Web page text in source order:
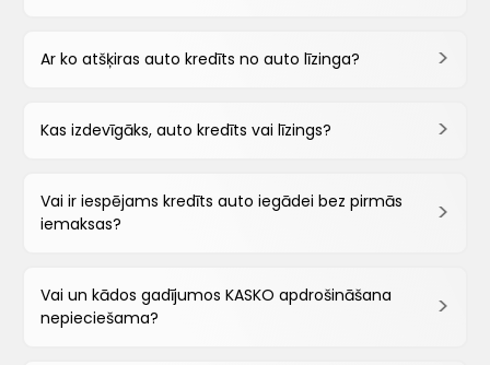
Ar ko atšķiras auto kredīts no auto līzinga?
Kas izdevīgāks, auto kredīts vai līzings?
Vai ir iespējams kredīts auto iegādei bez pirmās
iemaksas?
Vai un kādos gadījumos KASKO apdrošināšana
nepieciešama?